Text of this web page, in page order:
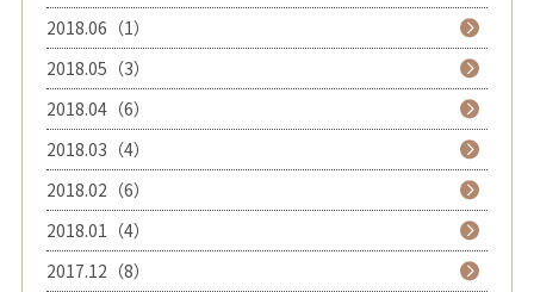
2018.06（1）
2018.05（3）
2018.04（6）
2018.03（4）
2018.02（6）
2018.01（4）
2017.12（8）